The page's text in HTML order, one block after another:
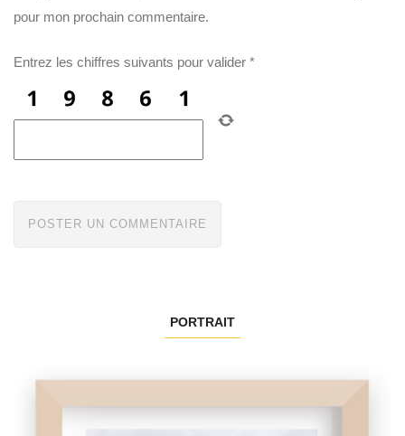
pour mon prochain commentaire.
Entrez les chiffres suivants pour valider *
PORTRAIT